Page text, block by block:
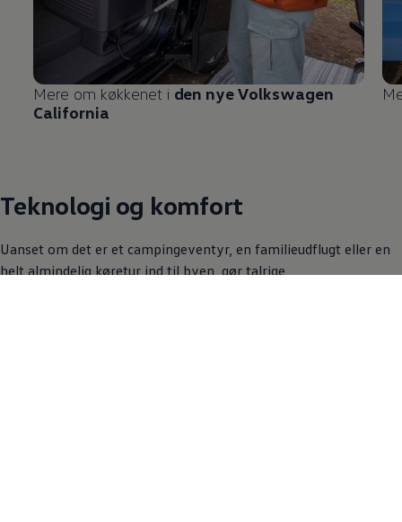
Mere om køkkenet i den nyeVolkswagen
California
Teknologi og komfort
Uanset om det er et campingeventyr, en familieudflugt eller en
helt almindelig køretur ind til byen, gør talrige